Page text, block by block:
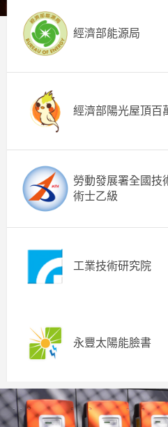
經濟部能源局
經濟部陽光屋頂百
勞動發展署全國技
術士乙級
工業技術研究院
永豐太陽能臉書